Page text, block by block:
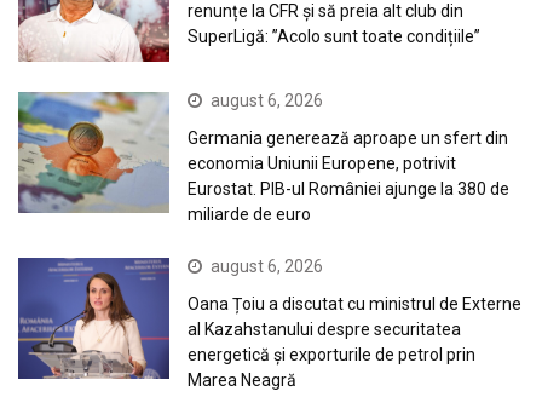
renunțe la CFR și să preia alt club din
SuperLigă: ”Acolo sunt toate condițiile”
august 6, 2026
Germania generează aproape un sfert din
economia Uniunii Europene, potrivit
Eurostat. PIB-ul României ajunge la 380 de
miliarde de euro
august 6, 2026
Oana Țoiu a discutat cu ministrul de Externe
al Kazahstanului despre securitatea
energetică și exporturile de petrol prin
Marea Neagră